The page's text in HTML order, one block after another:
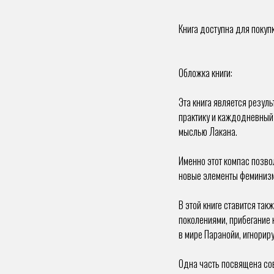
Книга доступна для
Обложка книги:
Эта книга является
практику и
мыслью Лакана.
Именно этот компас
новые элементы
В этой книге ставится
поколениями,
в мире Паранойи,
Одна часть посвящена